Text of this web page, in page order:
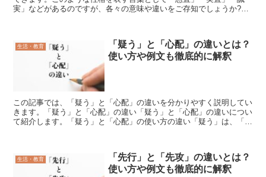
実」などがあるのですが、各々の意味や違いをご存知でしょうか?そ
生活・教育
「疑う」と「心配」の違いとは？
使い方や例文も徹底的に解釈
この記事では、「疑う」と「心配」の違いを分かりやすく説明してい
きます。「疑う」と「心配」の違い「疑う」と「心配」の違いについ
て紹介します。「疑う」と「心配」の使い方の違い「疑う」は、「人
生活・教育
「先行」と「先攻」の違いとは？
使い方や例文も徹底的に解釈